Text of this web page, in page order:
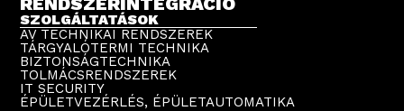
SZOLGÁLTATÁSOK
AV TECHNIKAI RENDSZEREK
TÁRGYALÓTERMI TECHNIKA
BIZTONSÁGTECHNIKA
TOLMÁCSRENDSZEREK
IT SECURITY
ÉPÜLETVEZÉRLÉS, ÉPÜLETAUTOMATIKA